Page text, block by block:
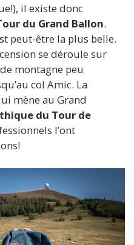
il existe donc
du Grand Ballon.
peut-être la plus belle.
se déroule sur
montagne peu
col Amic. La
mène au Grand
du Tour de
l’ont